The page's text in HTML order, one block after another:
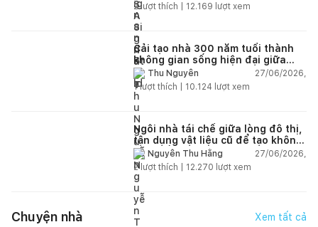
2lượt thích | 12.169 lượt xem
Cải tạo nhà 300 năm tuổi thành
không gian sống hiện đại giữa
thiên nhiên
Thu Nguyễn
27/06/2026,
1lượt thích | 10.124 lượt xem
Ngôi nhà tái chế giữa lòng đô thị,
tận dụng vật liệu cũ để tạo không
gian sống linh hoạt
Nguyễn Thu Hằng
27/06/2026,
2lượt thích | 12.270 lượt xem
Chuyện nhà Xem tất cả